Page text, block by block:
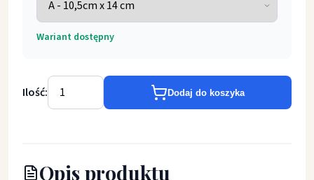
Wariant dostępny
Ilość: Dodaj do koszyka
Opis produktu